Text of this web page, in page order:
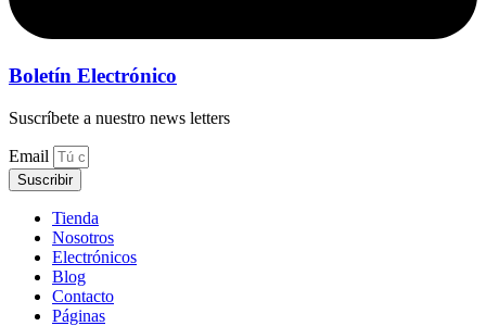
Boletín Electrónico
Suscríbete a nuestro news letters
Email
Suscribir
Tienda
Nosotros
Electrónicos
Blog
Contacto
Páginas